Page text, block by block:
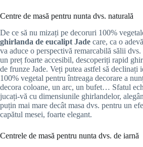
Centre de masă pentru nunta dvs. naturală
De ce să nu mizați pe decoruri 100%
ghirlanda de eucalipt Jade care, ca o
va aduce o perspectivă remarcabilă sălii
un preț foarte accesibil, descoperiți rapid
de frunze Jade. Veți putea astfel să declinați
100% vegetal pentru întreaga decorare a
decora coloane, un arc, un bufet… Sfatul
jucați-vă cu dimensiunile ghirlandelor,
puțin mai mare decât masa dvs. pentru un
capătul mesei, foarte elegant.
Centrele de masă pentru nunta dvs. de iarnă